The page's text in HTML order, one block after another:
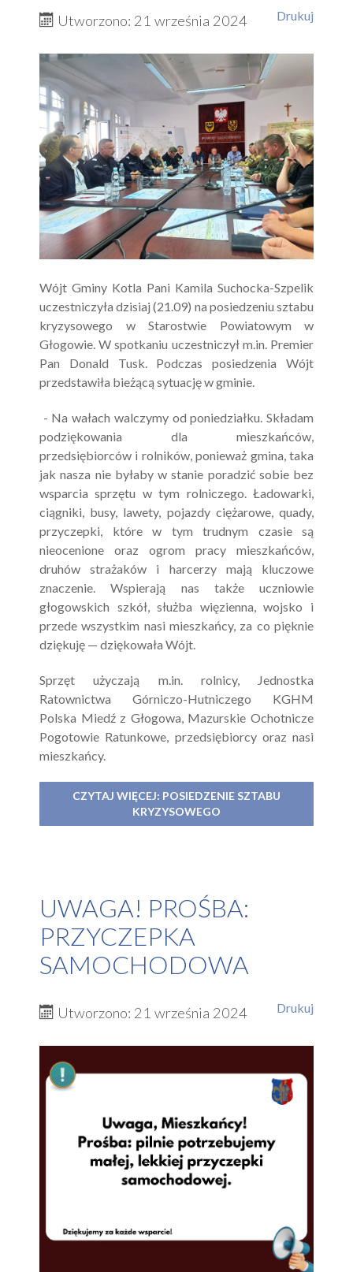
Drukuj
Utworzono: 21 września 2024
Wójt Gminy Kotla Pani Kamila Suchocka-Szpelik
uczestniczyła dzisiaj (21.09) na posiedzeniu sztabu
kryzysowego w Starostwie Powiatowym w
Głogowie. W spotkaniu uczestniczył m.in. Premier
Pan Donald Tusk. Podczas posiedzenia Wójt
przedstawiła bieżącą sytuację w gminie.
- Na wałach walczymy od poniedziałku. Składam
podziękowania dla mieszkańców,
przedsiębiorców i rolników, ponieważ gmina, taka
jak nasza nie byłaby w stanie poradzić sobie bez
wsparcia sprzętu w tym rolniczego. Ładowarki,
ciągniki, busy, lawety, pojazdy ciężarowe, quady,
przyczepki, które w tym trudnym czasie są
nieocenione oraz ogrom pracy mieszkańców,
druhów strażaków i harcerzy mają kluczowe
znaczenie. Wspierają nas także uczniowie
głogowskich szkół, służba więzienna, wojsko i
przede wszystkim nasi mieszkańcy, za co pięknie
dziękuję — dziękowała Wójt.
Sprzęt użyczają m.in. rolnicy, Jednostka
Ratownictwa Górniczo-Hutniczego KGHM
Polska Miedź z Głogowa, Mazurskie Ochotnicze
Pogotowie Ratunkowe, przedsiębiorcy oraz nasi
mieszkańcy.
CZYTAJ WIĘCEJ: POSIEDZENIE SZTABU
KRYZYSOWEGO
UWAGA! PROŚBA:
PRZYCZEPKA
SAMOCHODOWA
Drukuj
Utworzono: 21 września 2024